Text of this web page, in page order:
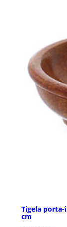
Tigela
cm